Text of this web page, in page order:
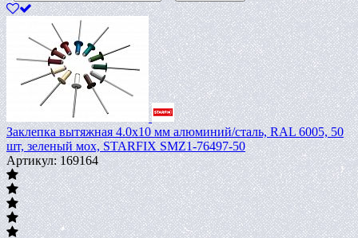
Заклепка вытяжная 4.0х10 мм алюминий/сталь, RAL 6005, 50
шт, зеленый мох, STARFIX SMZ1-76497-50
Артикул: 169164